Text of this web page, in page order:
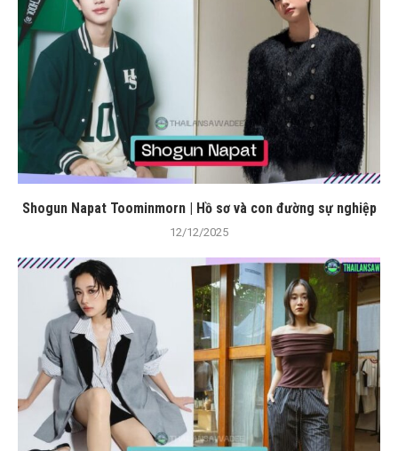
Shogun Napat Toominmorn | Hồ sơ và con đường sự nghiệp
12/12/2025